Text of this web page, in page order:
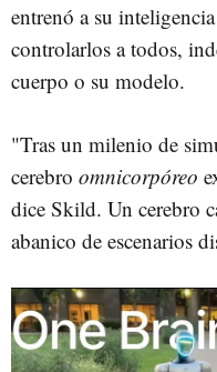
entrenó a su
controlarlos a todos,
cuerpo o su modelo.
"Tras un milenio de
cerebro omnicorpóreo
dice Skild. Un cerebro
abanico de escenarios